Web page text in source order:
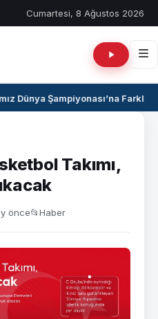
Cumartesi, 8 Ağustos 2026
Dünya Şampiyonası’na Farklı
Takımı,
önce📂Haber